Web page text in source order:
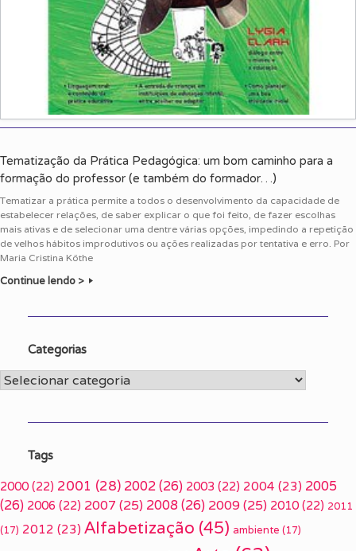
Tematização da Prática Pedagógica: um bom caminho para a
formação do professor (e também do formador…)
Tematizar a prática permite a todos o desenvolvimento da capacidade de
estabelecer relações, de saber explicar o que foi feito, de fazer escolhas
mais ativas e de selecionar uma dentre várias opções, impedindo a repetição
de velhos hábitos improdutivos ou ações realizadas por tentativa e erro. Por
Maria Cristina Köthe
Continue lendo >
Categorias
Categorias
Tags
2000 (22) 2001 (28) 2002(26) 2003 (22) 2004 (23) 2005
(26) 2006 (22) 2007 (25) 2008(26) 2009(25) 2010 (22) 2011
(17) 2012 (23) Alfabetização (45) ambiente (17)